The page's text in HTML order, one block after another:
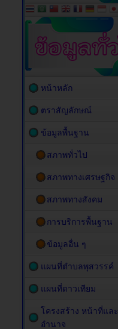
หน้าหลัก
ตราสัญลักษณ์
ข้อมูลพื้นฐาน
สภาพทั่วไป
สภาพทางเศรษฐกิจ
สภาพทางสังคม
การบริการพื้นฐาน
ข้อมูลอื่น ๆ
แผนที่ตำบลพุสวรรค์
แผนที่ดาวเทียม
โครงสร้าง หน้าที่และ
อำนาจ